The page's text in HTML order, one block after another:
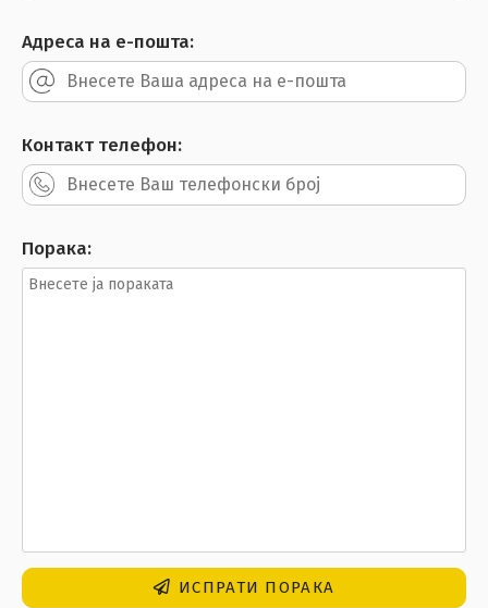
Адреса на е-пошта:
Контакт телефон:
Порака:
ИСПРАТИ ПОРАКА